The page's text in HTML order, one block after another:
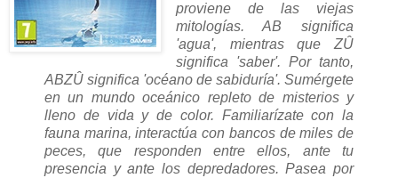
proviene de las viejas
mitologías. AB significa
'agua', mientras que ZÛ
significa 'saber'. Por tanto,
ABZÛ significa 'océano de sabiduría'. Sumérgete
en un mundo oceánico repleto de misterios y
lleno de vida y de color. Familiarízate con la
fauna marina, interactúa con bancos de miles de
peces, que responden entre ellos, ante tu
presencia y ante los depredadores. Pasea por